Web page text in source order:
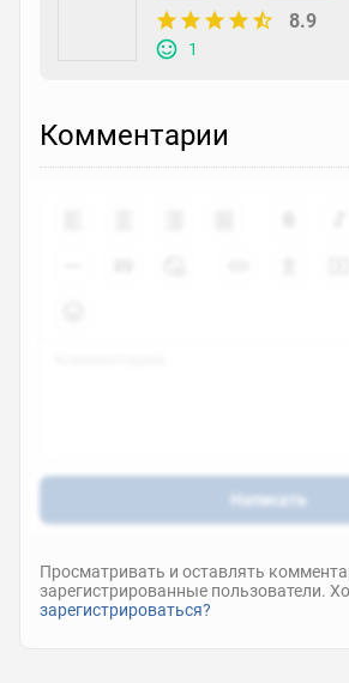
8.9
1
Комментарии
Написать
Просматривать и оставлять
зарегистрированные пользователи.
зарегистрироваться?